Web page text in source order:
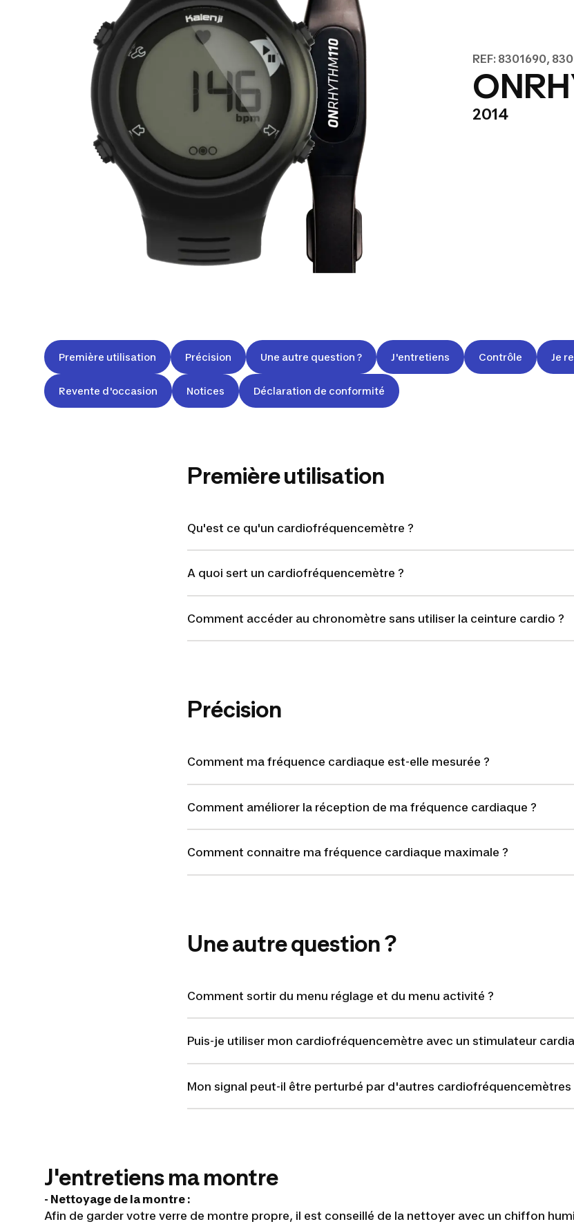
REF: 8301690,
2014
Première utilisation Précision Une autre question ? J'entretiens Contrôle Je
Revente d'occasion Notices Déclaration de conformité
Première utilisation
Qu'est ce qu'un cardiofréquencemètre ?
A quoi sert un cardiofréquencemètre ?
Comment accéder au chronomètre sans utiliser la ceinture cardio ?
Précision
Comment ma fréquence cardiaque est-elle mesurée ?
Comment améliorer la réception de ma fréquence cardiaque ?
Comment connaitre ma fréquence cardiaque maximale ?
Une autre question ?
Comment sortir du menu réglage et du menu activité ?
Puis-je utiliser mon cardiofréquencemètre avec un stimulateur
Mon signal peut-il être perturbé par d'autres cardiofréquencemètres
J'entretiens ma montre
- Nettoyage de la montre :
Afin de garder votre verre de montre propre, il est conseillé de la nettoyer avec un chiffon